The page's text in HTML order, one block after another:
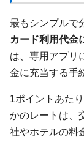
最もシンプルで
カード利用代金
は、専用アプリ
金に充当する手
1ポイントあた
かのレートは、
社やホテルの料